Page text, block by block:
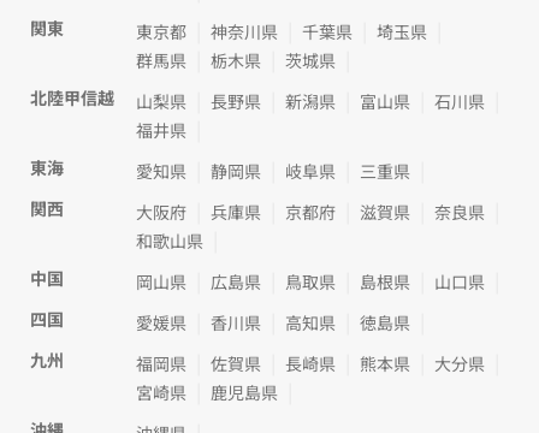
関東
東京都 神奈川県 千葉県
埼玉県
群馬県
栃木県
茨城県
北陸甲信越
山梨県 長野県 新潟県 富山県
石川県
福井県
東海
愛知県 静岡県 岐阜県
三重県
関西
大阪府 兵庫県 京都府 滋賀県
奈良県
和歌山県
中国
岡山県 広島県 鳥取県 島根県
山口県
四国
愛媛県 香川県 高知県
徳島県
九州
福岡県 佐賀県 長崎県 熊本県
大分県
宮崎県
鹿児島県